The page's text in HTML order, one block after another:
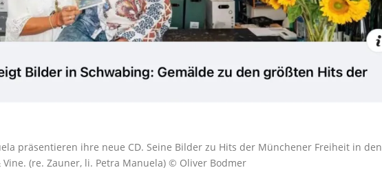
präsentieren ihre neue CD. Seine Bilder zu Hits der Münchener Freiheit in den
(re. Zauner, li. Petra Manuela) © Oliver Bodmer